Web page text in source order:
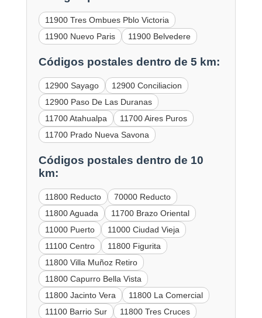
11900 Tres Ombues Pblo Victoria
11900 Nuevo Paris
11900 Belvedere
Códigos postales dentro de 5 km:
12900 Sayago
12900 Conciliacion
12900 Paso De Las Duranas
11700 Atahualpa
11700 Aires Puros
11700 Prado Nueva Savona
Códigos postales dentro de 10
km:
11800 Reducto
70000 Reducto
11800 Aguada
11700 Brazo Oriental
11000 Puerto
11000 Ciudad Vieja
11100 Centro
11800 Figurita
11800 Villa Muñoz Retiro
11800 Capurro Bella Vista
11800 Jacinto Vera
11800 La Comercial
11100 Barrio Sur
11800 Tres Cruces